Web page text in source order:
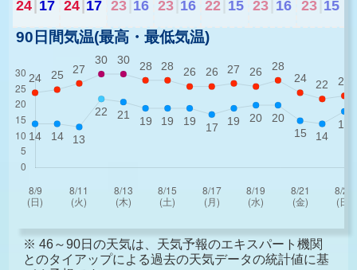
24 17 24 17 23 16 23 16 22 15 23 16 23 15
90日間気温(最高・最低気温)
※ 46～90日の天気は、天気予報のエキスパート機関
とのタイアップによる過去の天気データの統計値に基